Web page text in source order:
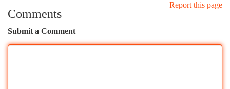
Report this page
Comments
Submit a Comment